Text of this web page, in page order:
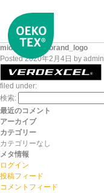
midori-anzen_brand_logo
Posted2020年2月4日 by admin
filed under:
検索:
最近のコメント
アーカイブ
カテゴリー
カテゴリーなし
メタ情報
ログイン
投稿フィード
コメントフィード